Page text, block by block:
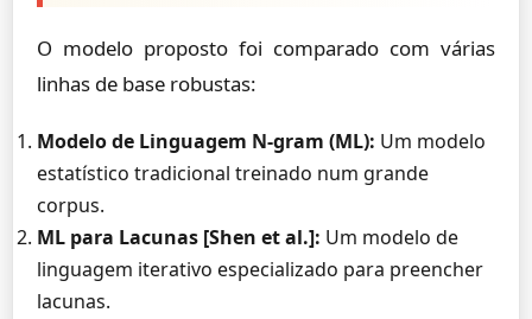
O modelo proposto foi comparado com várias
linhas de base robustas:
Modelo de Linguagem N-gram (ML): Um modelo
estatístico tradicional treinado num grande
corpus.
ML para Lacunas [Shen et al.]: Um modelo de
linguagem iterativo especializado para preencher
lacunas.